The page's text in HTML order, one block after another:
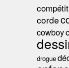
corde
cowboy
drogue